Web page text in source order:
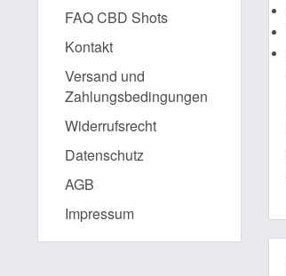
FAQ CBD Shots
Kontakt
Versand und
Zahlungsbedingungen
Widerrufsrecht
Datenschutz
AGB
Impressum